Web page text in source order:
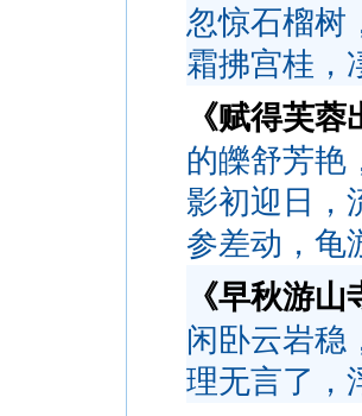
忽惊石榴树
霜拂宫桂，
《赋得芙蓉
的皪舒芳艳
影初迎日，
参差动，龟
《早秋游山
闲卧云岩稳
理无言了，